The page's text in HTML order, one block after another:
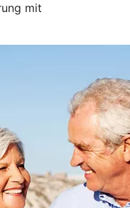
mit